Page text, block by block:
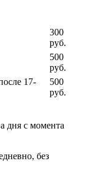
300
руб.
500
руб.
17-
500
руб.
дня с момента
без